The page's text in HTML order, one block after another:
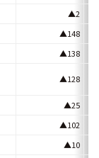
▲2
▲148
▲138
▲128
▲25
▲102
▲10